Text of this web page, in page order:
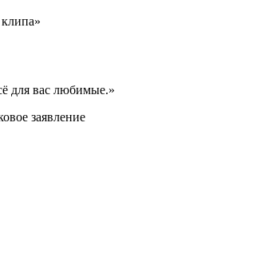
для вас любимые.»
заявление